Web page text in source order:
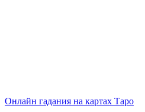
Онлайн гадания на картах Таро